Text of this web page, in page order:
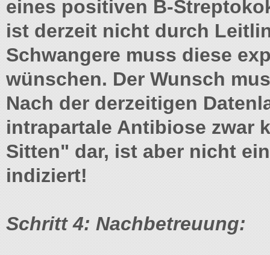
eines positiven B-
ist derzeit nicht durch
Schwangere muss diese
wünschen. Der Wunsch
Nach der derzeitigen
intrapartale Antibiose zwar
Sitten" dar, ist aber nicht
indiziert!
Schritt 4: Nachbetreuung: